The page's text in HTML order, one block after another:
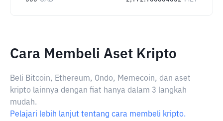
Cara Membeli Aset Kripto
Beli Bitcoin, Ethereum, Ondo, Memecoin, dan aset
kripto lainnya dengan fiat hanya dalam 3 langkah
mudah.
Pelajari lebih lanjut tentang cara membeli kripto.